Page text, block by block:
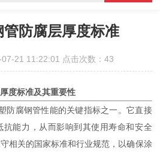
防腐层厚度标准
21 11:22:01 点击次数：43
度标准及其重要性
防腐钢管性能的关键指标之一。它直接
能力，从而影响到其使用寿命和安全
相关的国家标准和行业规范，以确保涂